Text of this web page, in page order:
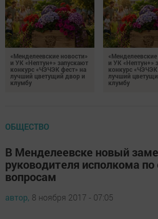
«Менделеевские новости»
и УК «Нептун+» запускают
конкурс «ЧЭЧЭК фест» на
лучший цветущий двор и
клумбу
и УК «Нептун+»
конкурс «ЧЭЧЭК
лучший
клумбу
ОБЩЕСТВО
В Менделеевске новый
руководителя исполкома
вопросам
автор, 8 ноября 2017 - 07:05